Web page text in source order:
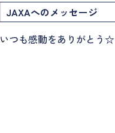
JAXAへのメッセージ
いつも感動をありがとう☆